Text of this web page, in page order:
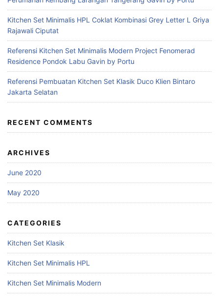
:
Kitchen Set Minimalis HPL Coklat Kombinasi Grey Letter L Griya
Rajawali Ciputat
Referensi Kitchen Set Minimalis Modern Project Fenomerad
Residence Pondok Labu Gavin by Portu
Referensi Pembuatan Kitchen Set Klasik Duco Klien Bintaro
Jakarta Selatan
RECENT COMMENTS
ARCHIVES
June 2020
May 2020
CATEGORIES
Kitchen Set Klasik
Kitchen Set Minimalis HPL
Kitchen Set Minimalis Modern